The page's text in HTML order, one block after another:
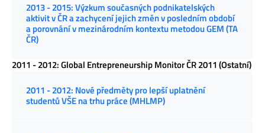
2013 - 2015: Výzkum současných podnikatelských
aktivit v ČR a zachycení jejich změn v posledním období
a porovnání v mezinárodním kontextu metodou GEM (TA
ČR)
2011 - 2012: Global Entrepreneurship Monitor ČR 2011 (Ostatní)
2011 - 2012: Nové předměty pro lepší uplatnění
studentů VŠE na trhu práce (MHLMP)